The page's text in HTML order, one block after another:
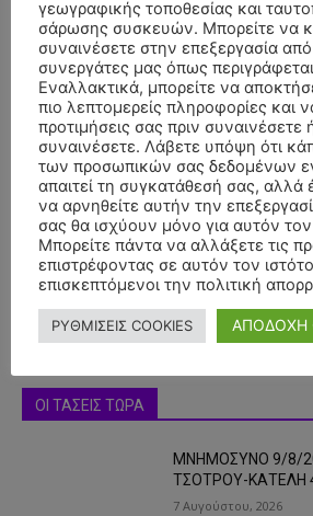
- Advertisment -
ΟΙ ΤΑΣΕΙΣ ΤΩΡΑ
ΜΝΗΜΟΣΥΝΟ 9/8/
ΤΣΟΤΡΟΥ-ΚΑΤΕΛΗ
7 Αυγούστου, 2026
γεωγραφικής τοποθεσίας και
σάρωσης συσκευών. Μπορείτε να
συναινέσετε στην επεξεργασία
συνεργάτες μας όπως
Εναλλακτικά, μπορείτε να
πιο λεπτομερείς πληροφορίες και
προτιμήσεις σας πριν συναινέσετε
συναινέσετε. Λάβετε υπόψη ότι
των προσωπικών σας δεδομένων
απαιτεί τη συγκατάθεσή σας, αλλά
να αρνηθείτε αυτήν την
σας θα ισχύουν μόνο για αυτόν τον
Μπορείτε πάντα να αλλάξετε τις
επιστρέφοντας σε αυτόν τον
επισκεπτόμενοι την πολιτική
ΡΥΘΜΙΣΕΙΣ COOKIES ΑΠΟΔΟΧΗ